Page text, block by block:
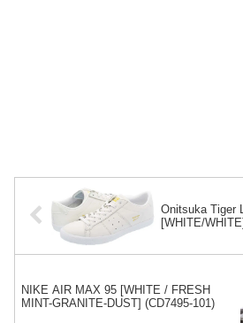
Onitsuka Tiger
[WHITE/
NIKE AIR MAX 95 [WHITE / FRESH
MINT-GRANITE-DUST] (CD7495-101)